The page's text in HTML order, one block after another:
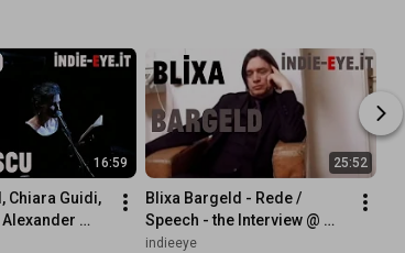
16:59
Chiara Guidi,
- The
25:52
Blixa Bargeld - Rede /
Speech - the Interview @
Indie-eye.it
indieeye